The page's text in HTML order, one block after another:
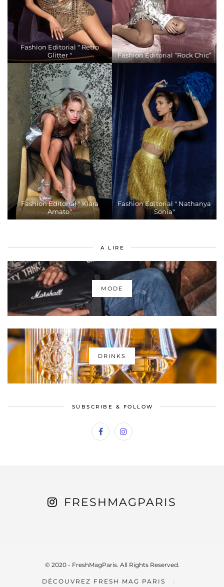
Fashion Editorial " Retro
Glitter "
Fashion Editorial “Rock Chic”
Fashion Editorial " Kiara
Amato"
Fashion Editorial " Nathanya
Sonia"
A LIRE
MODE
DRINKS
SUBSCRIBE & FOLLOW
FRESHMAGPARIS
© 2020 - FreshMagParis. All Rights Reserved.
DÉCOUVREZ FRESH MAG PARIS